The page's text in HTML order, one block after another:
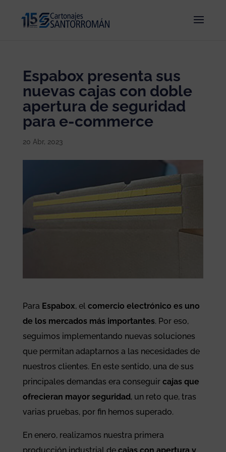
Espabox presenta sus
nuevas cajas con doble
apertura de seguridad
para e-commerce
20 Abr, 2023
Para Espabox, el comercio electrónico es uno
de los mercados más importantes. Por eso,
seguimos implementando nuevas soluciones
que permitan adaptarnos a las necesidades de
nuestros clientes. En este sentido, una de sus
principales demandas era conseguir cajas que
ofrecieran mayor seguridad, un reto que, tras
varias pruebas, por fin hemos superado.
En enero, realizamos nuestra primera